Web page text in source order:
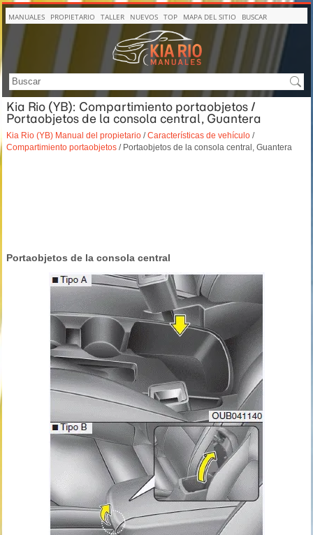
MANUALES PROPIETARIO TALLER NUEVOS TOP MAPA DEL SITIO BUSCAR
Kia Rio (YB): Compartimiento portaobjetos /
Portaobjetos de la consola central, Guantera
Kia Rio (YB) Manual del propietario /Características de vehículo /
Compartimiento portaobjetos / Portaobjetos de la consola central, Guantera
Portaobjetos de la consola central